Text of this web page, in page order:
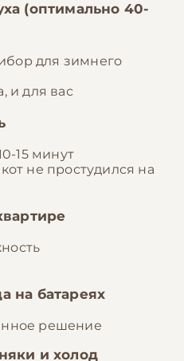
(оптимально 40-
для зимнего
и для вас
15 минут
не простудился на
на батареях
решение
и холод